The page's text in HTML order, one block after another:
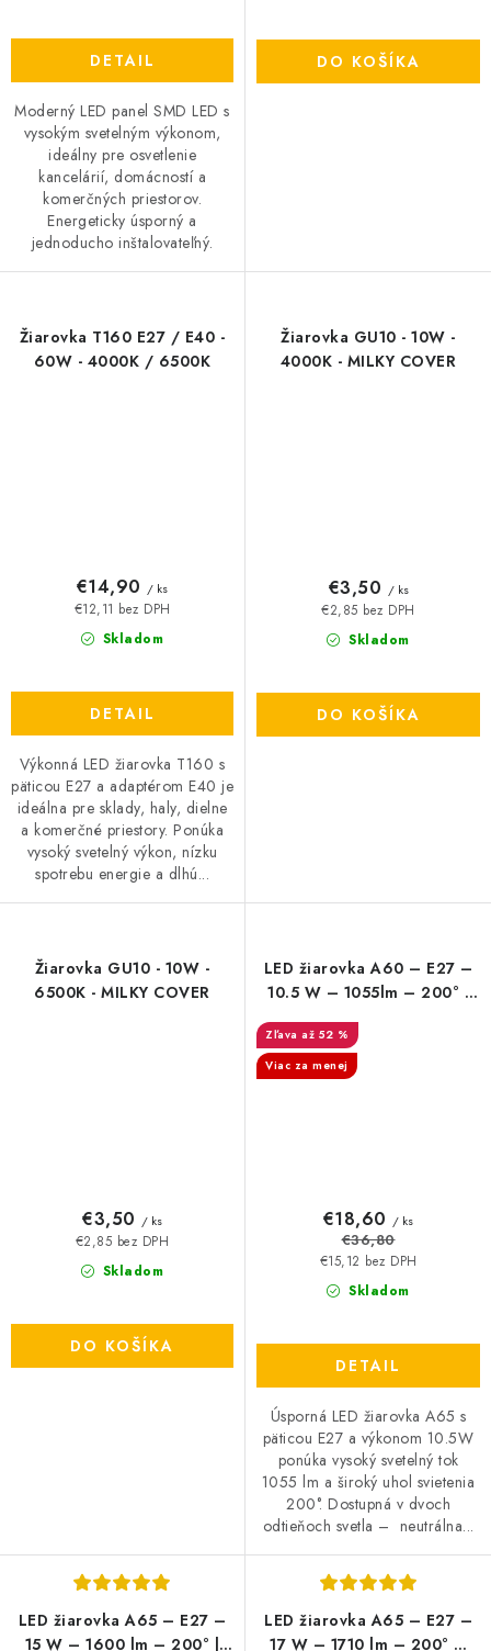
DETAIL
Moderný LED panel SMD LED s
vysokým svetelným výkonom,
ideálny pre osvetlenie
kancelárií, domácností a
komerčných priestorov.
Energeticky úsporný a
jednoducho inštalovateľný.
DO KOŠÍKA
Žiarovka T160 E27 / E40 -
60W - 4000K / 6500K
Skladom
€12,11 bez DPH
€14,90 / ks
DETAIL
Výkonná LED žiarovka T160 s
päticou E27 a adaptérom E40 je
ideálna pre sklady, haly, dielne
a komerčné priestory. Ponúka
vysoký svetelný výkon, nízku
spotrebu energie a dlhú...
Žiarovka GU10 - 10W -
4000K - MILKY COVER
Skladom
€2,85 bez DPH
€3,50 / ks
DO KOŠÍKA
Žiarovka GU10 - 10W -
6500K - MILKY COVER
Skladom
€2,85 bez DPH
€3,50 / ks
DO KOŠÍKA
LED žiarovka A60 – E27 –
10.5 W – 1055lm – 200° |
6+4 GRÁTIS
až 52 %
Viac za menej
Skladom
€15,12 bez DPH
€18,60 / ks
€36,80
DETAIL
Úsporná LED žiarovka A65 s
päticou E27 a výkonom 10.5W
ponúka vysoký svetelný tok
1055 lm a široký uhol svietenia
200°. Dostupná v dvoch
odtieňoch svetla – neutrálna...
LED žiarovka A65 – E27 –
15 W – 1600 lm – 200° |
LED žiarovka A65 – E27 –
17 W – 1710 lm – 200° –